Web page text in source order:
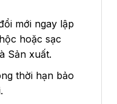
mới ngay lập
hoặc sạc
Sản xuất.
thời hạn bảo